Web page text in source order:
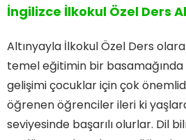
İngilizce İlkokul Özel Ders
Altınyayla İlkokul Özel Ders
temel eğitimin bir basamağında
gelişimi çocuklar için çok
öğrenen öğrenciler ileri ki
seviyesinde başarılı olurlar. Dil